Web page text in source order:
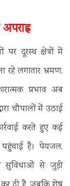
पर दूरस्थ क्षेत्रों में
रहे लगातार भ्रमण,
प्रभाव अब
चौपालों में उठाई
करते हुए कई
है। पेयजल,
से जुड़ी